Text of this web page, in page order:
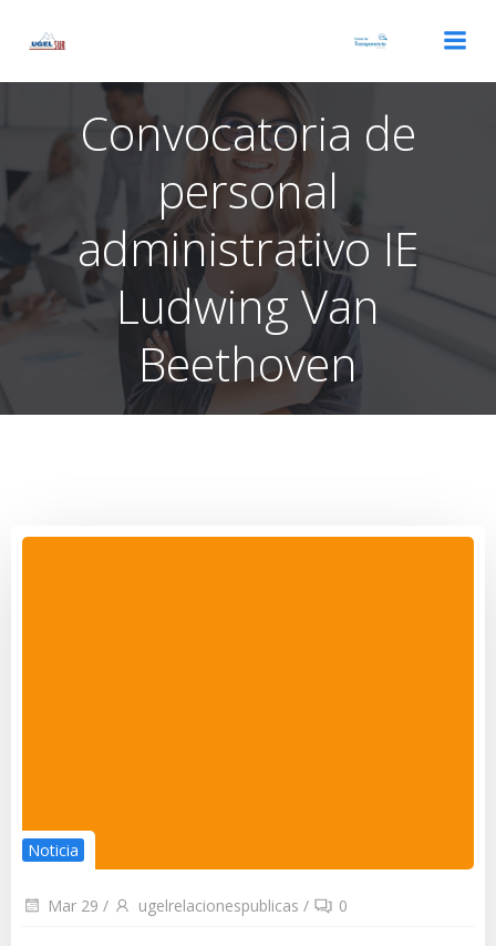
Convocatoria de
personal
administrativo IE
Ludwing Van
Beethoven
Noticia
Mar 29 / ugelrelacionespublicas / 0